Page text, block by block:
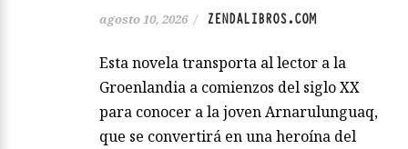
agosto 10, 2026 / ZENDALIBROS.COM
Esta novela transporta al lector a la
Groenlandia a comienzos del siglo XX
para conocer a la joven Arnarulunguaq,
que se convertirá en una heroína del